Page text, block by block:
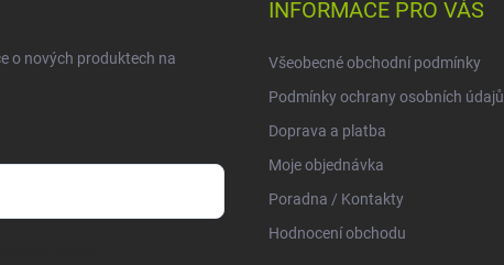
o nových produktech na
INFORMACE PRO VÁS
Všeobecné obchodní podmínky
Podmínky ochrany osobních údajů
Doprava a platba
Moje objednávka
Poradna / Kontakty
Hodnocení obchodu